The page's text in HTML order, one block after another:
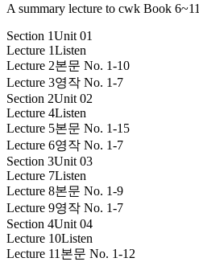
A summary lecture to cwk Book 6~11
Section 1Unit 01
Lecture 1Listen
Lecture 2본문 No. 1-10
Lecture 3영작 No. 1-7
Section 2Unit 02
Lecture 4Listen
Lecture 5본문 No. 1-15
Lecture 6영작 No. 1-7
Section 3Unit 03
Lecture 7Listen
Lecture 8본문 No. 1-9
Lecture 9영작 No. 1-7
Section 4Unit 04
Lecture 10Listen
Lecture 11 본문 No. 1-12